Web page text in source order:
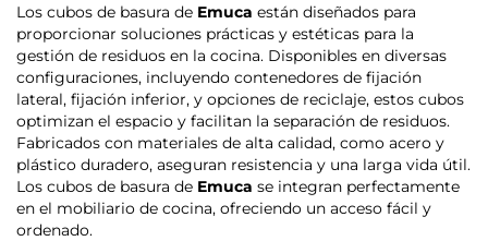
Los cubos de basura de Emuca están diseñados para
proporcionar soluciones prácticas y estéticas para la
gestión de residuos en la cocina. Disponibles en diversas
configuraciones, incluyendo contenedores de fijación
lateral, fijación inferior, y opciones de reciclaje, estos cubos
optimizan el espacio y facilitan la separación de residuos.
Fabricados con materiales de alta calidad, como acero y
plástico duradero, aseguran resistencia y una larga vida útil.
Los cubos de basura de Emuca se integran perfectamente
en el mobiliario de cocina, ofreciendo un acceso fácil y
ordenado.